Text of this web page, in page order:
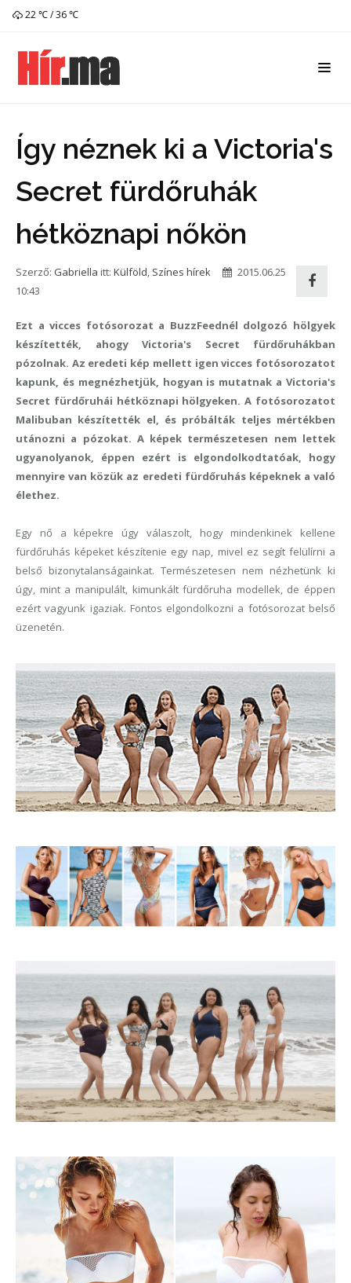
22 ℃ / 36 ℃
Így néznek ki a Victoria's
Secret fürdőruhák
hétköznapi nőkön
Szerző: Gabriella itt: Külföld, Színes hírek
2015.06.25
10:43
Ezt a vicces fotósorozat a BuzzFeednél dolgozó hölgyek
készítették, ahogy Victoria's Secret fürdőruhákban
pózolnak. Az eredeti kép mellett igen vicces fotósorozatot
kapunk, és megnézhetjük, hogyan is mutatnak a Victoria's
Secret fürdőruhái hétköznapi hölgyeken. A fotósorozatot
Malibuban készítették el, és próbálták teljes mértékben
utánozni a pózokat. A képek természetesen nem lettek
ugyanolyanok, éppen ezért is elgondolkodtatóak, hogy
mennyire van közük az eredeti fürdőruhás képeknek a való
élethez.
Egy nő a képekre úgy válaszolt, hogy mindenkinek kellene
fürdőruhás képeket készítenie egy nap, mivel ez segít felülírni a
belső bizonytalanságainkat. Természetesen nem nézhetünk ki
úgy, mint a manipulált, kimunkált fürdőruha modellek, de éppen
ezért vagyunk igaziak. Fontos elgondolkozni a fotósorozat belső
üzenetén.